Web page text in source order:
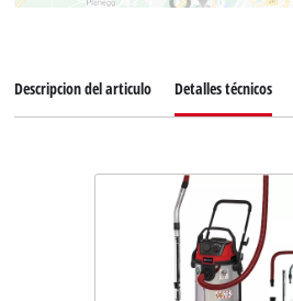
Descripcion del articulo Detalles técnicos